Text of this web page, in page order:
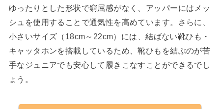
ゆったりとした形状で窮屈感がなく、アッパーにはメッ
シュを使用することで通気性を高めています。さらに、
小さいサイズ（18cm～22cm）には、結ばない靴ひも・
キャッタホンを搭載しているため、靴ひもを結ぶのが苦
手なジュニアでも安心して履きこなすことができるでし
ょう。